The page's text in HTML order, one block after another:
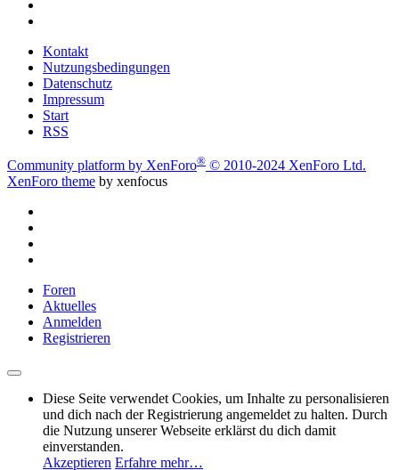
Kontakt
Nutzungsbedingungen
Datenschutz
Impressum
Start
RSS
Community platform by XenForo® © 2010-2024 XenForo Ltd.
XenForo theme by xenfocus
Foren
Aktuelles
Anmelden
Registrieren
Diese Seite verwendet Cookies, um Inhalte zu personalisieren
und dich nach der Registrierung angemeldet zu halten. Durch
die Nutzung unserer Webseite erklärst du dich damit
einverstanden.
Akzeptieren Erfahre mehr…